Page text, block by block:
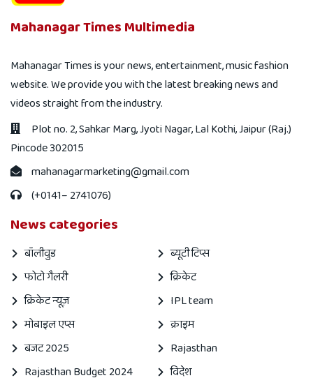
Mahanagar Times Multimedia
Mahanagar Times is your news, entertainment, music fashion
website. We provide you with the latest breaking news and
videos straight from the industry.
Plot no. 2, Sahkar Marg, Jyoti Nagar, Lal Kothi, Jaipur (Raj.)
Pincode 302015
mahanagarmarketing@gmail.com
(+0141– 2741076)
News categories
बॉलीवुड
ब्यूटी टिप्स
फोटो गैलरी
क्रिकेट
क्रिकेट न्यूज़
IPL team
मोबाइल एप्स
क्राइम
बजट 2025
Rajasthan
Rajasthan Budget 2024
विदेश